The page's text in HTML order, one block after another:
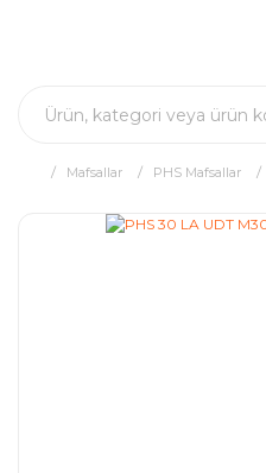
Mafsallar PHS Mafsallar